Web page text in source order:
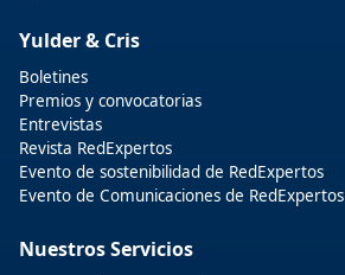
Yulder & Cris
Boletines
Premios y convocatorias
Entrevistas
Revista RedExpertos
Evento de sostenibilidad de RedExpertos
Evento de Comunicaciones de RedExpertos
Nuestros Servicios